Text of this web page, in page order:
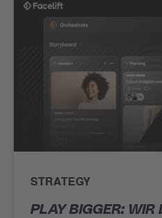
STRATEGY
PLAY BIGGER: WIR